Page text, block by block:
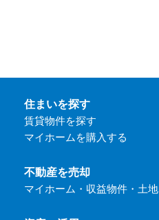
住まいを探す
賃貸物件を探す
マイホームを購入する
不動産を売却
マイホーム・収益物件・土地